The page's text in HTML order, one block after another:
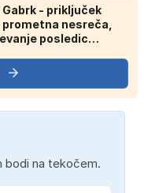
Gabrk - priključek
nesreča,
posledic
bodi na tekočem.